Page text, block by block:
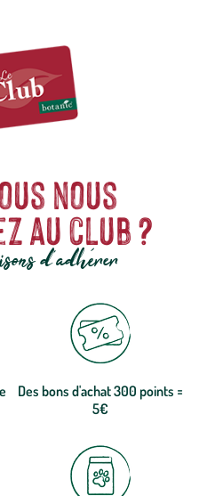
nous
au club ?
d'adhérer
Des bons d'achat 300 points =
5€